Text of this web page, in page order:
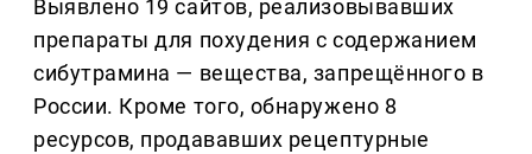
Выявлено 19 сайтов, реализовывавших
препараты для похудения с содержанием
сибутрамина — вещества, запрещённого в
России. Кроме того, обнаружено 8
ресурсов, продававших рецептурные